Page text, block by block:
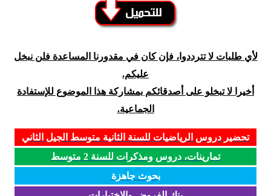
لأي طلبات لا تترددوا، فإن كان في مقدورنا المساعدة فلن نبخل
عليكم.
أخيرا لا تبخلو على أصدقائكم بمشاركة هذا الموضوع للإستفادة
الجماعية.
تحضير دروس الرياضيات للسنة الثانية متوسط الجيل الثاني
تمارينات، دروس ومذكرات للسنة 2 متوسط
بحوث جاهزة